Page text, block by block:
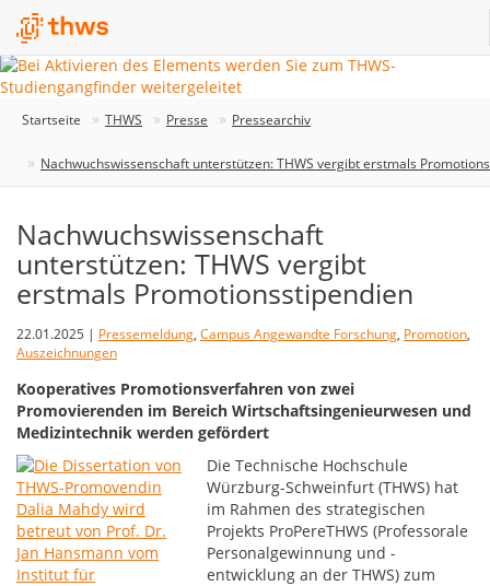
Startseite THWS Presse Pressearchiv
Nachwuchswissenschaft unterstützen: THWS vergibt erstmals
Nachwuchswissenschaft
unterstützen: THWS vergibt
erstmals Promotionsstipendien
22.01.2025 | Pressemeldung, Campus Angewandte Forschung, Promotion,
Auszeichnungen
Kooperatives Promotionsverfahren von zwei
Promovierenden im Bereich Wirtschaftsingenieurwesen und
Medizintechnik werden gefördert
Die Technische Hochschule
Würzburg-Schweinfurt (THWS) hat
im Rahmen des strategischen
Projekts ProPereTHWS (Professorale
Personalgewinnung und -
entwicklung an der THWS) zum